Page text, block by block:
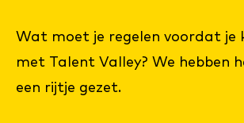
Wat moet je regelen voordat je
met Talent Valley? We hebben
een rijtje gezet.